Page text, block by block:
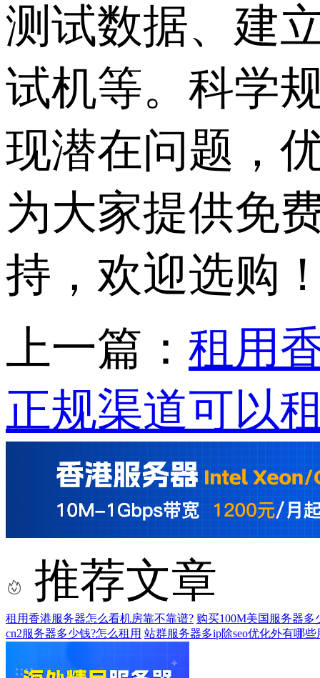
测试数据、建
试机等。科学
现潜在问题，
为大家提供免
持，欢迎选购
上一篇： 租用
正规渠道可以
推荐文章
租用香港服务器怎么看机房靠不靠谱? 购买100M美国服务器
cn2服务器多少钱?怎么租用 站群服务器多ip除seo优化外有哪些